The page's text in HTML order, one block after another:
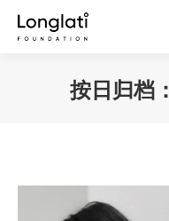
按日归档：